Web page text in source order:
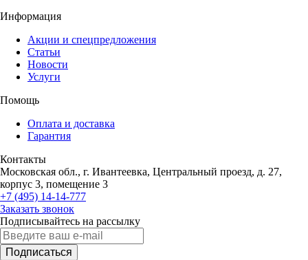
Информация
Акции и спецпредложения
Статьи
Новости
Услуги
Помощь
Оплата и доставка
Гарантия
Контакты
Московская обл., г. Ивантеевка, Центральный проезд, д. 27,
корпус 3, помещение 3
+7 (495) 14-14-777
Заказать звонок
Подписывайтесь на рассылку
Подписаться